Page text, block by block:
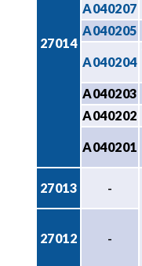
27014
A040207
A040205
A040204
A040203
A040202
A040201
27013 -
27012 -